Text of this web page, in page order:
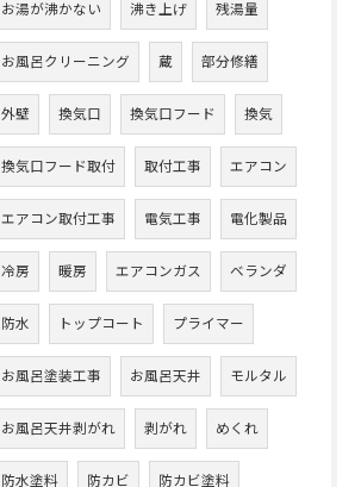
お湯が沸かない 沸き上げ 残湯量
お風呂クリーニング 蔵 部分修繕
外壁 換気口 換気口フード 換気
換気口フード取付 取付工事 エアコン
エアコン取付工事 電気工事 電化製品
冷房 暖房 エアコンガス ベランダ
防水 トップコート プライマー
お風呂塗装工事 お風呂天井 モルタル
お風呂天井剥がれ 剥がれ めくれ
防水塗料 防カビ 防カビ塗料